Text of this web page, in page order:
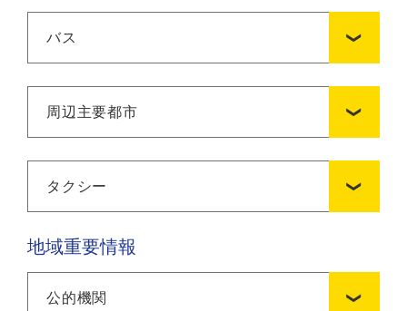
バス
周辺主要都市
タクシー
地域重要情報
公的機関